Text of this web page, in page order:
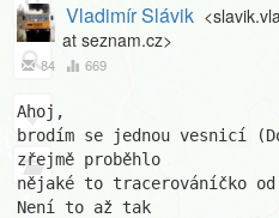
Vladimír Slávik
at seznam.cz>
84 669
Ahoj,
brodím se jednou vesnicí
zřejmě proběhlo
nějaké to tracerováníčko
Není to až tak